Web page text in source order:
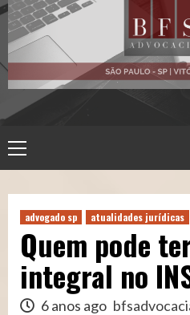
Menu
advogado sp atualidades jurídicas
Quem pode
integral no
6 anos ago